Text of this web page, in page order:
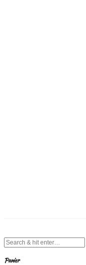
Panier